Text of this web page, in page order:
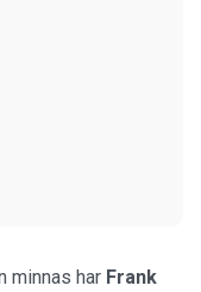
minnas har Frank